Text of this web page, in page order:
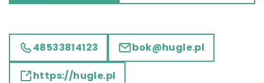
48533814123 bok@hugle.pl
https://hugle.pl